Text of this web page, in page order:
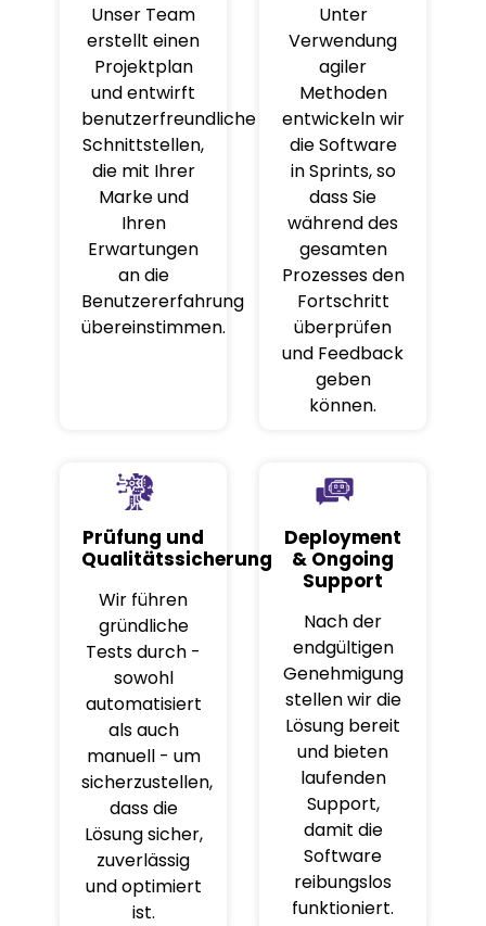
Unser Team
erstellt einen
Projektplan
und entwirft
benutzerfreundliche
Schnittstellen,
die mit Ihrer
Marke und
Ihren
Erwartungen
an die
Benutzererfahrung
übereinstimmen.
Unter
Verwendung
agiler
Methoden
entwickeln wir
die Software
in Sprints, so
dass Sie
während des
gesamten
Prozesses den
Fortschritt
überprüfen
und Feedback
geben
können.
Prüfung und
Qualitätssicherung
Wir führen
gründliche
Tests durch -
sowohl
automatisiert
als auch
manuell - um
sicherzustellen,
dass die
Lösung sicher,
zuverlässig
und optimiert
ist.
Deployment
& Ongoing
Support
Nach der
endgültigen
Genehmigung
stellen wir die
Lösung bereit
und bieten
laufenden
Support,
damit die
Software
reibungslos
funktioniert.